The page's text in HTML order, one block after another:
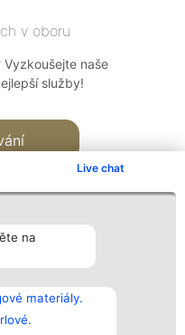
Live chat
na
materiály.
v oboru
Vyzkoušejte naše
služby!
Kontakt